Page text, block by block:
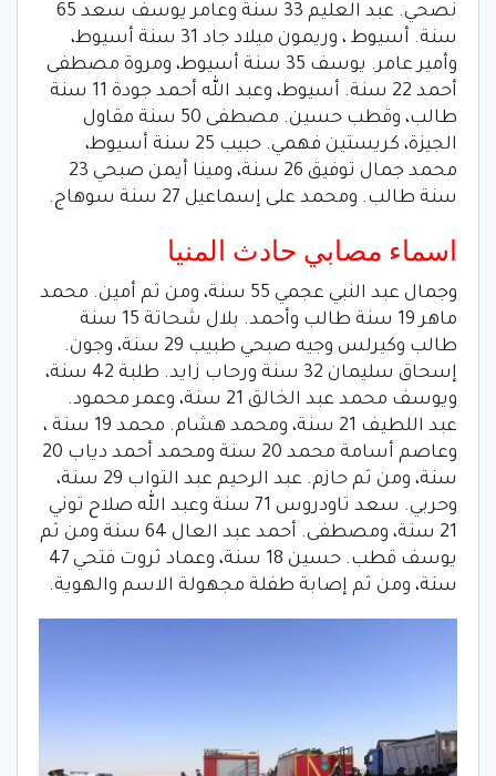
نصحي. عبد العليم 33 سنة وعامر يوسف سعد 65
سنة. أسيوط ، وريمون ميلاد جاد 31 سنة أسيوط،
وأمير عامر. يوسف 35 سنة أسيوط، ومروة مصطفى
أحمد 22 سنة. أسيوط، وعبد الله أحمد جودة 11 سنة
طالب، وقطب حسين. مصطفى 50 سنة مقاول
الجيزة، كريستين فهمي. حبيب 25 سنة أسيوط،
محمد جمال توفيق 26 سنة، ومينا أيمن صبحي 23
سنة طالب. ومحمد على إسماعيل 27 سنة سوهاج.
اسماء مصابي حادث المنيا
وجمال عبد النبي عجمي 55 سنة، ومن ثم أمين. محمد
ماهر 19 سنة طالب وأحمد. بلال شحاتة 15 سنة
طالب وكيرلس وجيه صبحي طبيب 29 سنة، وجون.
إسحاق سليمان 32 سنة ورحاب زايد. طلبة 42 سنة،
ويوسف محمد عبد الخالق 21 سنة، وعمر محمود.
عبد اللطيف 21 سنة، ومحمد هشام. محمد 19 سنة ،
وعاصم أسامة محمد 20 سنة ومحمد أحمد دياب 20
سنة، ومن ثم حازم. عبد الرحيم عبد التواب 29 سنة،
وحربي. سعد تاودروس 71 سنة وعبد الله صلاح توني
21 سنة، ومصطفى. أحمد عبد العال 64 سنة ومن ثم
يوسف قطب. حسين 18 سنة، وعماد ثروت فتحي 47
سنة، ومن ثم إصابة طفلة مجهولة الاسم والهوية.